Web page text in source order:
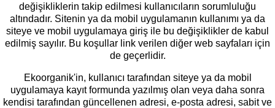
değişikliklerin takip edilmesi kullanıcıların sorumluluğu
altındadır. Sitenin ya da mobil uygulamanın kullanımı ya da
siteye ve mobil uygulamaya giriş ile bu değişiklikler de kabul
edilmiş sayılır. Bu koşullar link verilen diğer web sayfaları için
de geçerlidir.
Ekoorganik'in, kullanıcı tarafından siteye ya da mobil
uygulamaya kayıt formunda yazılmış olan veya daha sonra
kendisi tarafından güncellenen adresi, e-posta adresi, sabit ve